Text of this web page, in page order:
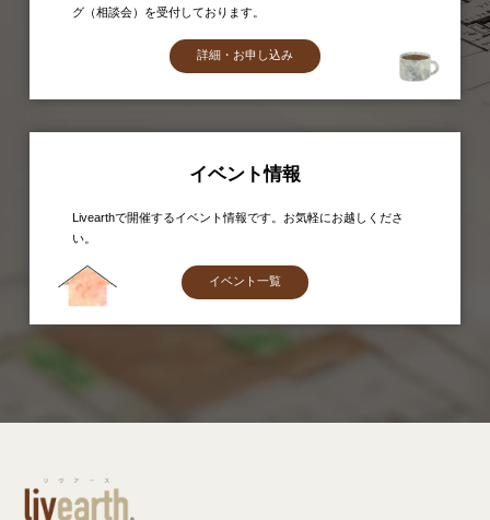
グ（相談会）を受付しております。
詳細・お申し込み
イベント情報
Livearthで開催するイベント情報です。お気軽にお越しくださ
い。
イベント一覧